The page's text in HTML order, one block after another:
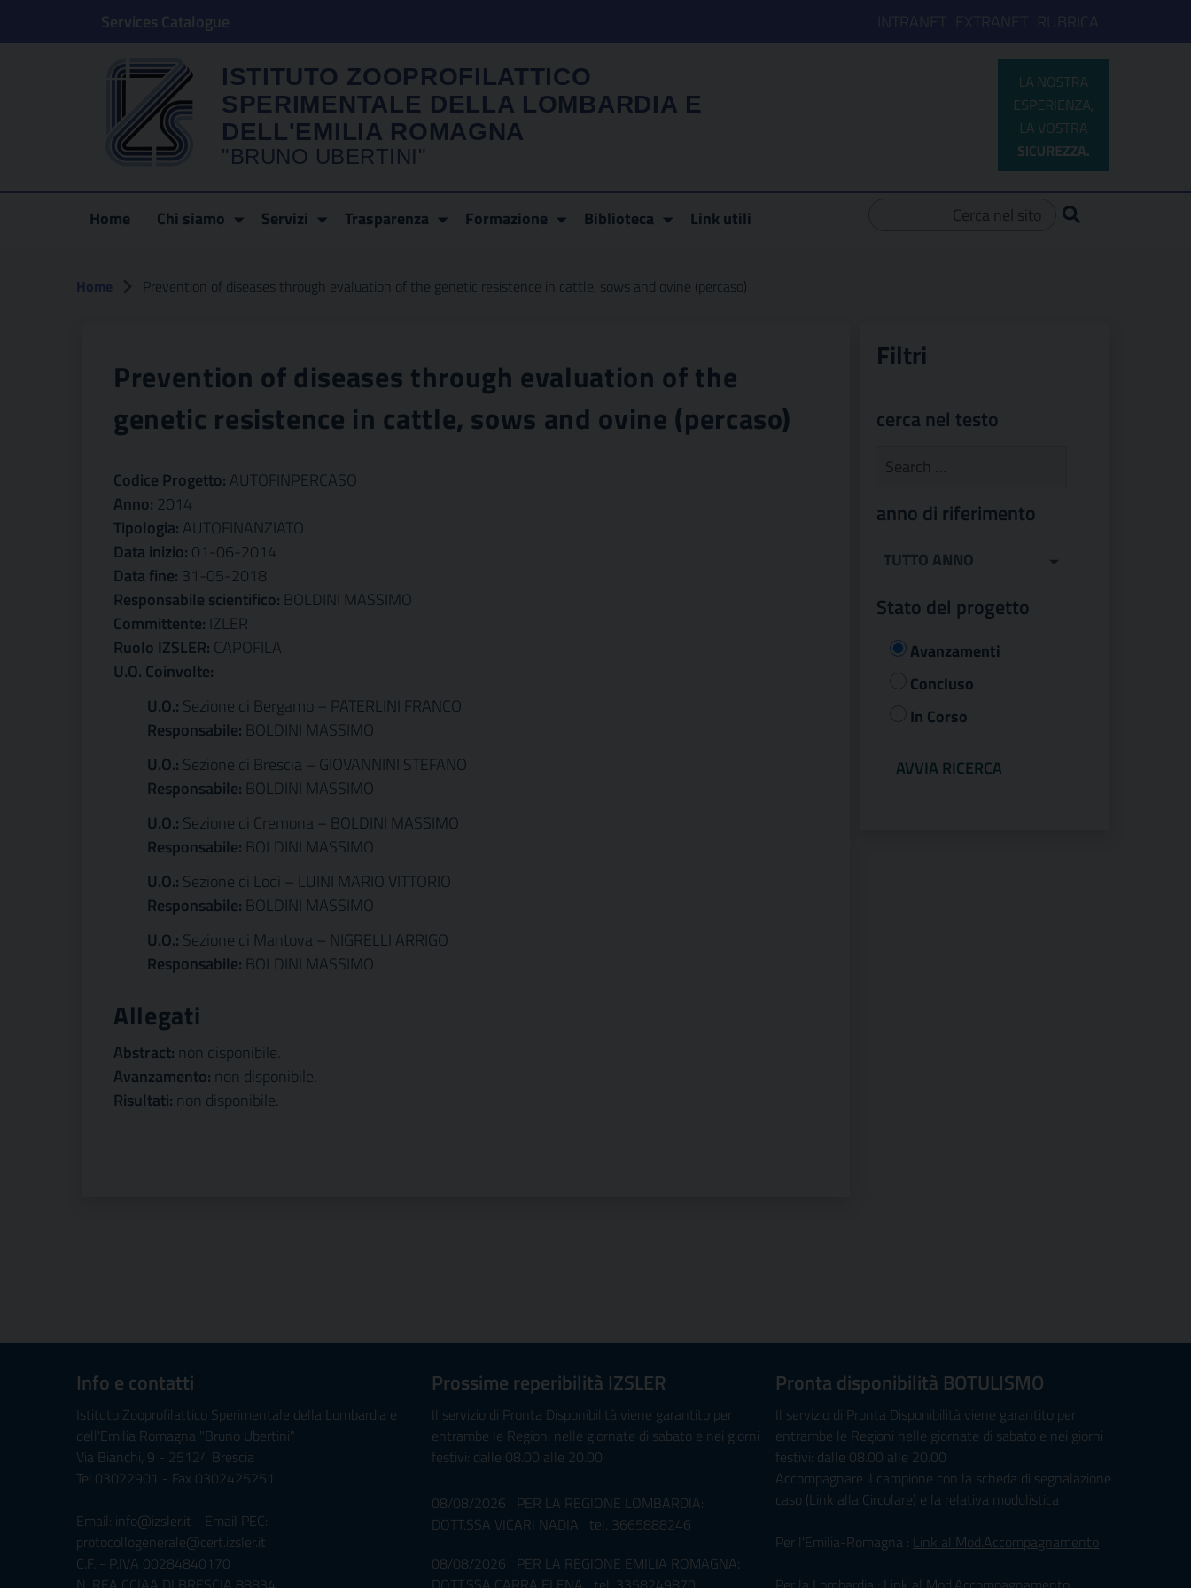
Services Catalogue INTRANET EXTRANET RUBRICA
ISTITUTO ZOOPROFILATTICO
SPERIMENTALE DELLA LOMBARDIA E
DELL'EMILIA ROMAGNA
"BRUNO UBERTINI"
Home Chi siamo Servizi Trasparenza Formazione Biblioteca Link utili
Home Prevention of diseases through evaluation of the genetic resistence in cattle, sows and ovine (percaso)
Prevention of diseases through evaluation of the
genetic resistence in cattle, sows and ovine (percaso)
Codice Progetto: AUTOFINPERCASO
Anno: 2014
Tipologia: AUTOFINANZIATO
Data inizio: 01-06-2014
Data fine: 31-05-2018
Responsabile scientifico: BOLDINI MASSIMO
Committente: IZLER
Ruolo IZSLER: CAPOFILA
U.O. Coinvolte:
U.O.: Sezione di Bergamo – PATERLINI FRANCO
Responsabile: BOLDINI MASSIMO
U.O.: Sezione di Brescia – GIOVANNINI STEFANO
Responsabile: BOLDINI MASSIMO
U.O.: Sezione di Cremona – BOLDINI MASSIMO
Responsabile: BOLDINI MASSIMO
U.O.: Sezione di Lodi – LUINI MARIO VITTORIO
Responsabile: BOLDINI MASSIMO
U.O.: Sezione di Mantova – NIGRELLI ARRIGO
Responsabile: BOLDINI MASSIMO
Allegati
Abstract: non disponibile.
Avanzamento: non disponibile.
Risultati: non disponibile.
Filtri
cerca nel testo
anno di riferimento
TUTTO ANNO
Stato del progetto
Avanzamenti
Concluso
In Corso
Info e contatti
Istituto Zooprofilattico Sperimentale della Lombardia e
dell'Emilia Romagna "Bruno Ubertini"
Via Bianchi, 9 - 25124 Brescia
Tel.03022901 - Fax 0302425251
Email: info@izsler.it - Email PEC:
protocollogenerale@cert.izsler.it
C.F. - P.IVA 00284840170
Prossime reperibilità IZSLER
Il servizio di Pronta Disponibilità viene garantito per
entrambe le Regioni nelle giornate di sabato e nei giorni
festivi: dalle 08.00 alle 20.00
08/08/2026 PER LA REGIONE LOMBARDIA:
DOTT.SSA VICARI NADIA tel. 3665888246
08/08/2026 PER LA REGIONE EMILIA ROMAGNA:
Pronta disponibilità BOTULISMO
Il servizio di Pronta Disponibilità viene garantito per
entrambe le Regioni nelle giornate di sabato e nei giorni
festivi: dalle 08.00 alle 20.00
Accompagnare il campione con la scheda di segnalazione
caso (Link alla Circolare) e la relativa modulistica
Per l'Emilia-Romagna : Link al Mod.Accompagnamento